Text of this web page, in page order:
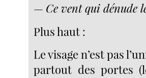
— Ce vent qui dénude
Plus haut :
Le visage n’est pas
partout des portes